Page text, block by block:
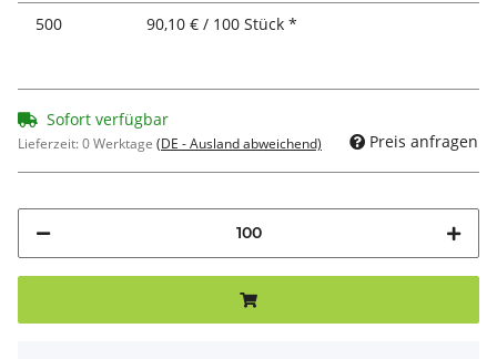
500 90,10 € / 100 Stück *
Sofort verfügbar
Lieferzeit:0 Werktage (DE - Ausland abweichend) Preis anfragen